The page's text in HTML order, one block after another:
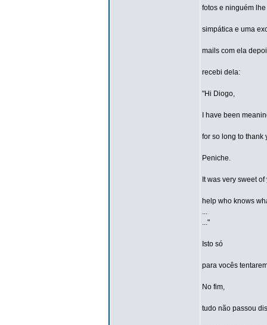
fotos e ninguém
simpática e uma
mails com ela
recebi dela:
"Hi Diogo,
I have been
for so long to thank
Peniche.
It was very sweet
help who knows
...
..."
Isto só
para vocês
No fim,
tudo não passou